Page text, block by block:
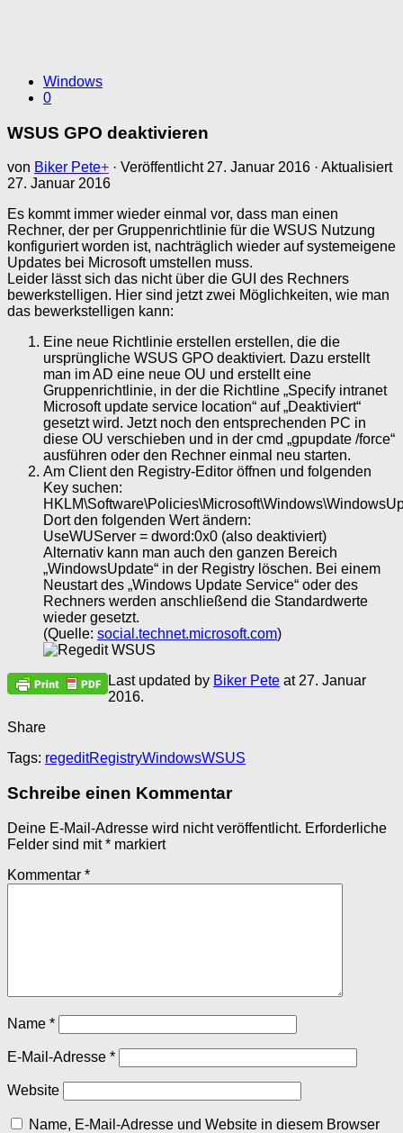
Windows
0
WSUS GPO deaktivieren
von Biker Pete+ · Veröffentlicht27. Januar 2016 · Aktualisiert
27. Januar 2016
Es kommt immer wieder einmal vor, dass man einen
Rechner, der per Gruppenrichtlinie für die WSUS Nutzung
konfiguriert worden ist, nachträglich wieder auf systemeigene
Updates bei Microsoft umstellen muss.
Leider lässt sich das nicht über die GUI des Rechners
bewerkstelligen. Hier sind jetzt zwei Möglichkeiten, wie man
das bewerkstelligen kann:
Eine neue Richtlinie erstellen erstellen, die die
ursprüngliche WSUS GPO deaktiviert. Dazu erstellt
man im AD eine neue OU und erstellt eine
Gruppenrichtlinie, in der die Richtline „Specify intranet
Microsoft update service location“ auf „Deaktiviert“
gesetzt wird. Jetzt noch den entsprechenden PC in
diese OU verschieben und in der cmd „gpupdate /force“
ausführen oder den Rechner einmal neu starten.
Am Client den Registry-Editor öffnen und folgenden
Key suchen:
Dort den folgenden Wert ändern:
UseWUServer = dword:0x0 (also deaktiviert)
Alternativ kann man auch den ganzen Bereich
„WindowsUpdate“ in der Registry löschen. Bei einem
Neustart des „Windows Update Service“ oder des
Rechners werden anschließend die Standardwerte
wieder gesetzt.
(Quelle: social.technet.microsoft.com)
Last updated by Biker Pete at27. Januar
2016.
Share
Tags: regeditRegistryWindowsWSUS
Schreibe einen Kommentar
Deine E-Mail-Adresse wird nicht veröffentlicht. Erforderliche
Felder sind mit* markiert
Kommentar *
Name *
E-Mail-Adresse *
Website
Name, E-Mail-Adresse und Website in diesem Browser